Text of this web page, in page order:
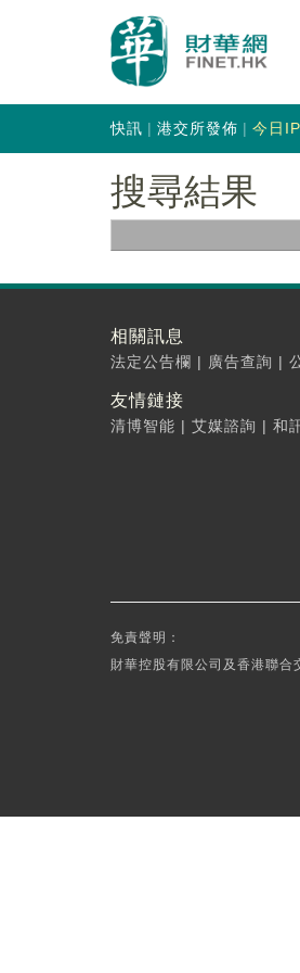
快訊 港交所發佈 今日
搜尋結果
相關訊息
法定公告欄 | 廣告查詢 |
友情鏈接
清博智能 | 艾媒諮詢 | 和
免責聲明：
財華控股有限公司及香港聯合